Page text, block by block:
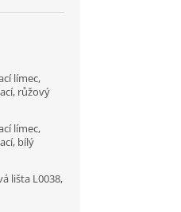
límec,
růžový
límec,
bílý
lišta L0038,